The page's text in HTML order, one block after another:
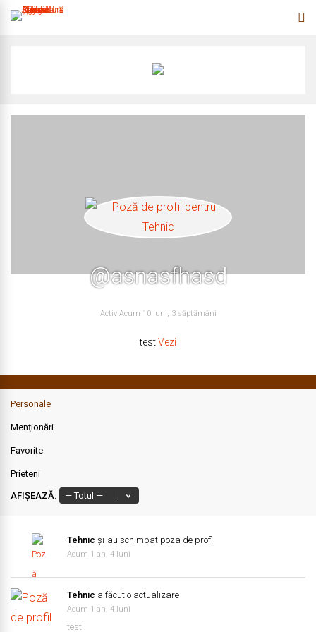
@asnasfhasd
Activ Acum 10 luni, 3 săptămâni
testVezi
Personale
Menționări
Favorite
Prieteni
AFIȘEAZĂ:
Tehnic și-au schimbat poza de profil
Acum 1 an, 4 luni
Tehnic a făcut o actualizare
Acum 1 an, 4 luni
test